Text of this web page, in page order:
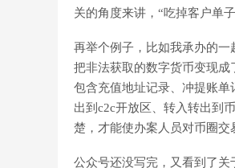
关的角度来讲，“吃掉客户单
再举个例子，比如我承办的
把非法获取的数字货币变现
包含充值地址记录、冲提账
出到c2c开放区、转入转出到
楚，才能使办案人员对币圈交
公众号还没写完，又看到了